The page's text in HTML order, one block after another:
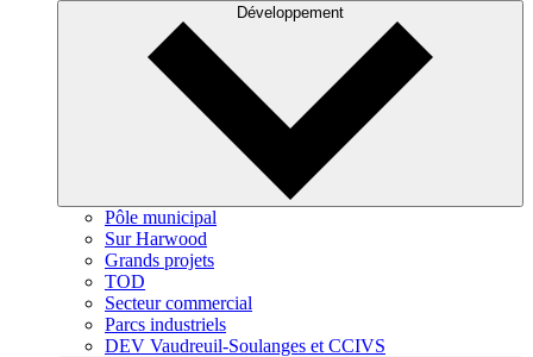
Développement
Pôle municipal
Sur Harwood
Grands projets
TOD
Secteur commercial
Parcs industriels
DEV Vaudreuil-Soulanges et CCIVS